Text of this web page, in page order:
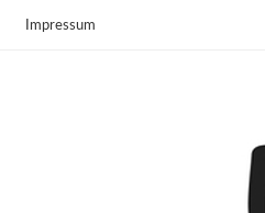
Impressum